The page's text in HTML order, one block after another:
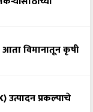
विमानातून कृषी
उत्पादन प्रकल्पाचे